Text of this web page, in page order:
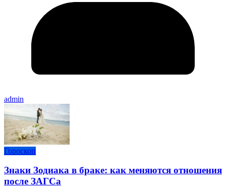
admin
Гороскоп
Знаки Зодиака в браке: как меняются отношения
после ЗАГСа